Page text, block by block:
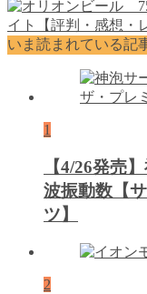
いま読まれている記
1
【4/26発売
波振動数【
ツ】
2